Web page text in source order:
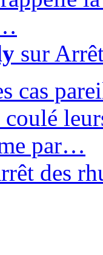
sur
cas
coulé
par…
des